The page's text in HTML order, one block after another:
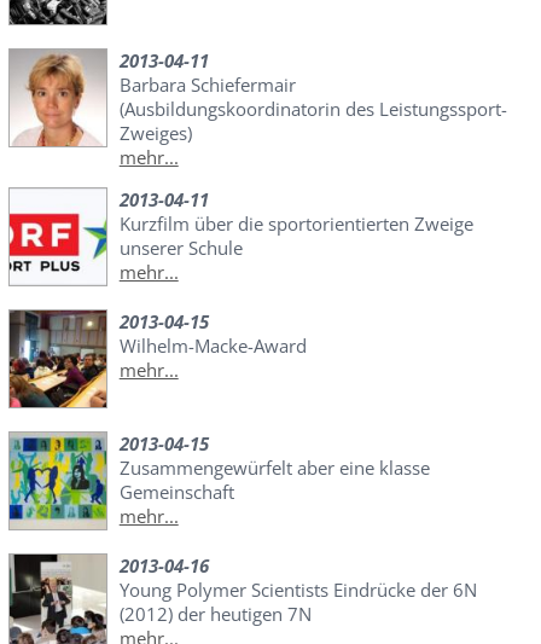
2013-04-11
Barbara Schiefermair
(Ausbildungskoordinatorin des Leistungssport-
Zweiges)
mehr...
2013-04-11
Kurzfilm über die sportorientierten Zweige
unserer Schule
mehr...
2013-04-15
Wilhelm-Macke-Award
mehr...
2013-04-15
Zusammengewürfelt aber eine klasse
Gemeinschaft
mehr...
2013-04-16
Young Polymer Scientists Eindrücke der 6N
(2012) der heutigen 7N
mehr...